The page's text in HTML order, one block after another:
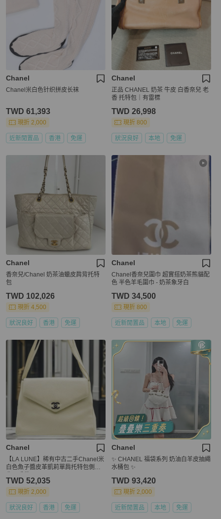
Chanel
Chanel米白色针织拼皮长袜
TWD 61,393
現折 2,000
近新閒置品 香港 免運
Chanel
正品 CHANEL 奶茶 牛皮 白香奈兒 老
香 托特包｜有雷標
TWD 26,998
現折 800
狀況良好 本地 免運
Chanel
香奈兒/Chanel 奶茶油蠟皮肩背托特
包
TWD 102,026
現折 4,500
狀況良好 香港 免運
Chanel
Chanel香奈兒圍巾 超實搭奶茶熊貓配
色 半色羊毛圍巾 - 奶茶象牙白
TWD 34,500
現折 800
近新閒置品 本地 免運
Chanel
【LA LUNE】稀有中古二手Chanel米
白色魚子醬皮革凱莉單肩托特包側揹
TWD 52,035
現折 2,000
狀況良好 香港 免運
Chanel
✨ CHANEL 福袋系列 奶油白羊皮抽繩
水桶包 ✨
TWD 93,420
現折 2,000
近新閒置品 本地 免運